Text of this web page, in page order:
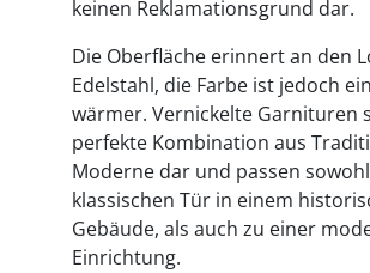
keinen Reklamationsgrund dar.
Die Oberfläche erinnert an den
Edelstahl, die Farbe ist jedoch
wärmer. Vernickelte Garnituren
perfekte Kombination aus
Moderne dar und passen
klassischen Tür in einem
Gebäude, als auch zu einer
Einrichtung.